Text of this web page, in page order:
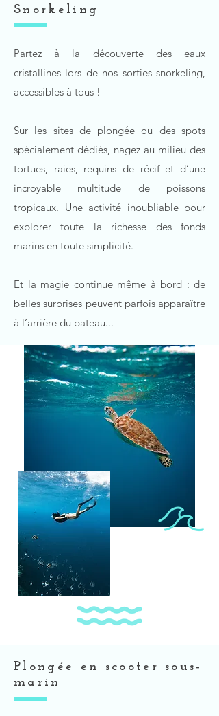
Snorkeling
Partez à la découverte des eaux
cristallines lors de nos sorties snorkeling,
accessibles à tous !
Sur les sites de plongée ou des spots
spécialement dédiés, nagez au milieu des
tortues, raies, requins de récif et d’une
incroyable multitude de poissons
tropicaux. Une activité inoubliable pour
explorer toute la richesse des fonds
marins en toute simplicité.
Et la magie continue même à bord : de
belles surprises peuvent parfois apparaître
à l’arrière du bateau...
Plongée en scooter sous-
marin